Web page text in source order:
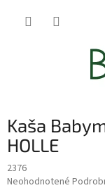
Kaša
HOLLE
2376
Priemerné
Neohodnotené